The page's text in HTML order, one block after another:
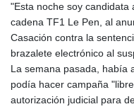
"Esta noche soy candidata
cadena TF1 Le Pen, al
Casación contra la
brazalete electrónico al
La semana pasada, había
podía hacer campaña
autorización judicial para